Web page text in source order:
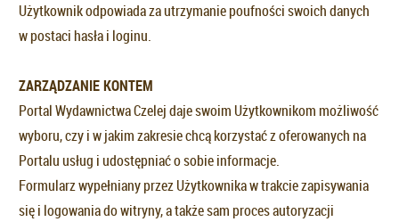
Użytkownik odpowiada za utrzymanie poufności swoich danych
w postaci hasła i loginu.
ZARZĄDZANIE KONTEM
Portal Wydawnictwa Czelej daje swoim Użytkownikom możliwość
wyboru, czy i w jakim zakresie chcą korzystać z oferowanych na
Portalu usług i udostępniać o sobie informacje.
Formularz wypełniany przez Użytkownika w trakcie zapisywania
się i logowania do witryny, a także sam proces autoryzacji